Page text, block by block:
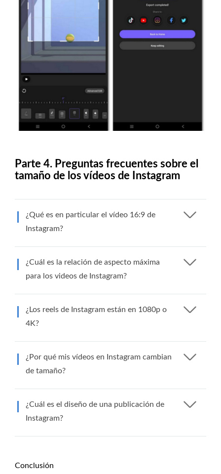
Parte 4. Preguntas frecuentes sobre el
tamaño de los vídeos de Instagram
¿Qué es en particular el vídeo 16:9 de
Instagram?
¿Cuál es la relación de aspecto máxima
para los videos de Instagram?
¿Los reels de Instagram están en 1080p o
4K?
¿Por qué mis vídeos en Instagram cambian
de tamaño?
¿Cuál es el diseño de una publicación de
Instagram?
Conclusión